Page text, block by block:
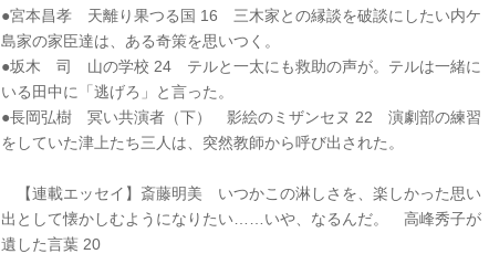
●宮本昌孝 天離り果つる国 16 三木家との縁談を破談にしたい内ケ
島家の家臣達は、ある奇策を思いつく。
●坂木 司 山の学校 24 テルと一太にも救助の声が。テルは一緒に
いる田中に「逃げろ」と言った。
●長岡弘樹 冥い共演者（下） 影絵のミザンセヌ 22 演劇部の練習
をしていた津上たち三人は、突然教師から呼び出された。
【連載エッセイ】斎藤明美 いつかこの淋しさを、楽しかった思い
出として懐かしむようになりたい……いや、なるんだ。 高峰秀子が
遺した言葉 20